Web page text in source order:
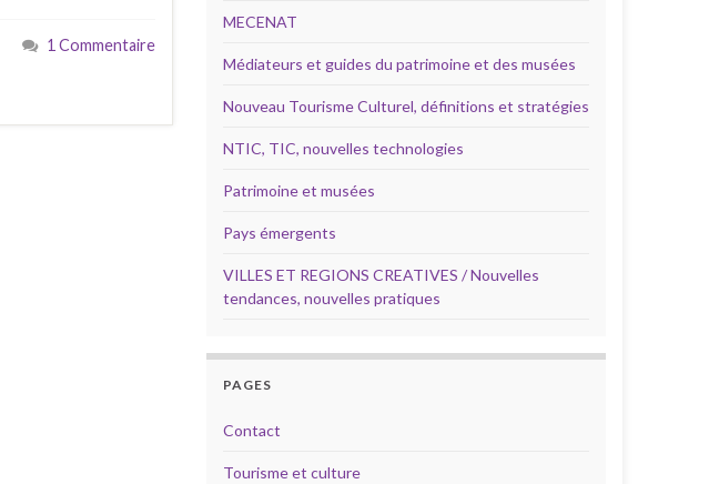
1 Commentaire
MECENAT
Médiateurs et guides du patrimoine et des musées
Nouveau Tourisme Culturel, définitions et stratégies
NTIC, TIC, nouvelles technologies
Patrimoine et musées
Pays émergents
VILLES ET REGIONS CREATIVES / Nouvelles
tendances, nouvelles pratiques
PAGES
Contact
Tourisme et culture